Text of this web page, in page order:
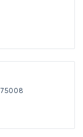
75008